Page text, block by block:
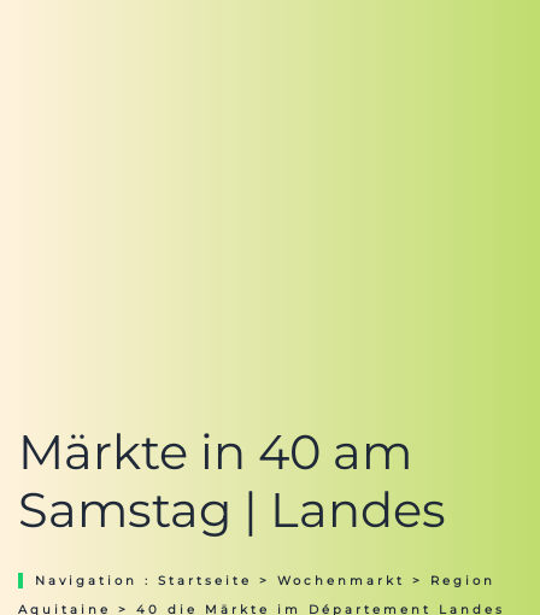
Märkte in 40 am
Samstag | Landes
Navigation : Startseite > Wochenmarkt > Region
Aquitaine
> 40 die Märkte im Département Landes